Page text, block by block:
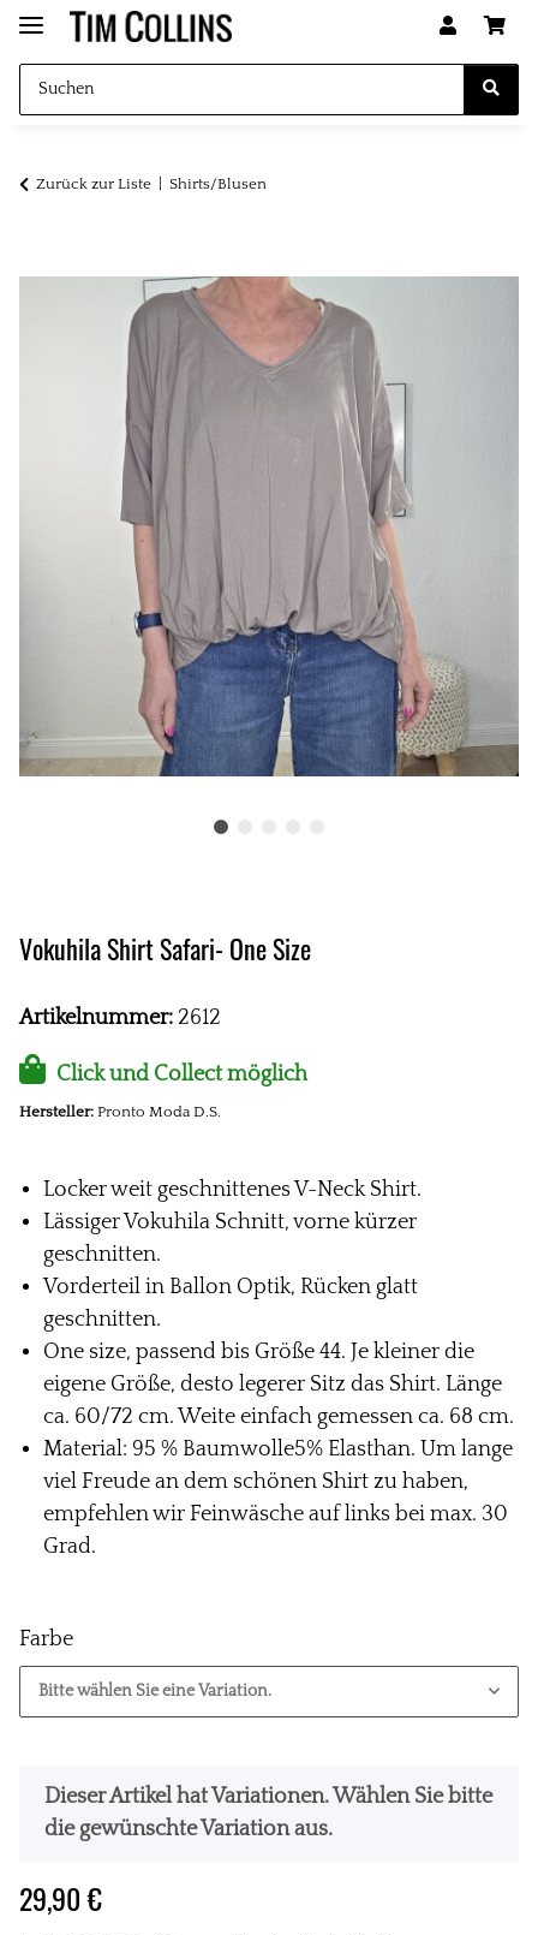
Zurück zur Liste Shirts/Blusen
Vokuhila Shirt Safari- One Size
Artikelnummer: 2612
Click und Collect möglich
Hersteller: Pronto Moda D.S.
Locker weit geschnittenes V-Neck Shirt.
Lässiger Vokuhila Schnitt, vorne kürzer
geschnitten.
Vorderteil in Ballon Optik, Rücken glatt
geschnitten.
One size, passend bis Größe 44. Je kleiner die
eigene Größe, desto legerer Sitz das Shirt. Länge
ca. 60/72 cm. Weite einfach gemessen ca. 68 cm.
Material: 95 % Baumwolle5% Elasthan. Um lange
viel Freude an dem schönen Shirt zu haben,
empfehlen wir Feinwäsche auf links bei max. 30
Grad.
Farbe
Bitte wählen Sie eine Variation.
x
Dieser Artikel hat Variationen. Wählen Sie bitte
die gewünschte Variation aus.
29,90 €